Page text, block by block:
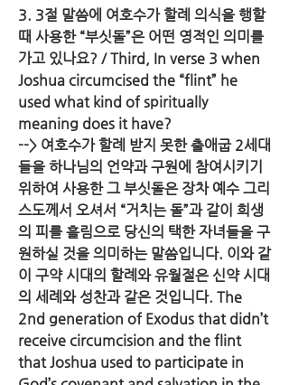
3. 3절 말씀에 여호수가 할례 의식을 행할
때 사용한 “부싯돌”은 어떤 영적인 의미를
가고 있나요? / Third, In verse 3 when
Joshua circumcised the “flint” he
used what kind of spiritually
meaning does it have?
--> 여호수가 할례 받지 못한 출애굽 2세대
들을 하나님의 언약과 구원에 참여시키기
위하여 사용한 그 부싯돌은 장차 예수 그리
스도께서 오셔서 “거치는 돌”과 같이 희생
의 피를 흘림으로 당신의 택한 자녀들을 구
원하실 것을 의미하는 말씀입니다. 이와 같
이 구약 시대의 할례와 유월절은 신약 시대
의 세례와 성찬과 같은 것입니다. The
2nd generation of Exodus that didn’t
receive circumcision and the flint
that Joshua used to participate in